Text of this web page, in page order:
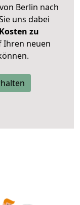
Berlin nach
uns dabei
zu
Ihren neuen